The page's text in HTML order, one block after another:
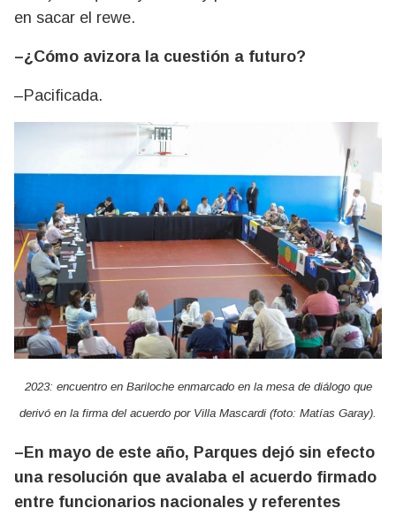
en sacar el rewe.
–¿Cómo avizora la cuestión a futuro?
–Pacificada.
2023: encuentro en Bariloche enmarcado en la mesa de diálogo que
derivó en la firma del acuerdo por Villa Mascardi (foto: Matías Garay).
–En mayo de este año, Parques dejó sin efecto
una resolución que avalaba el acuerdo firmado
entre funcionarios nacionales y referentes